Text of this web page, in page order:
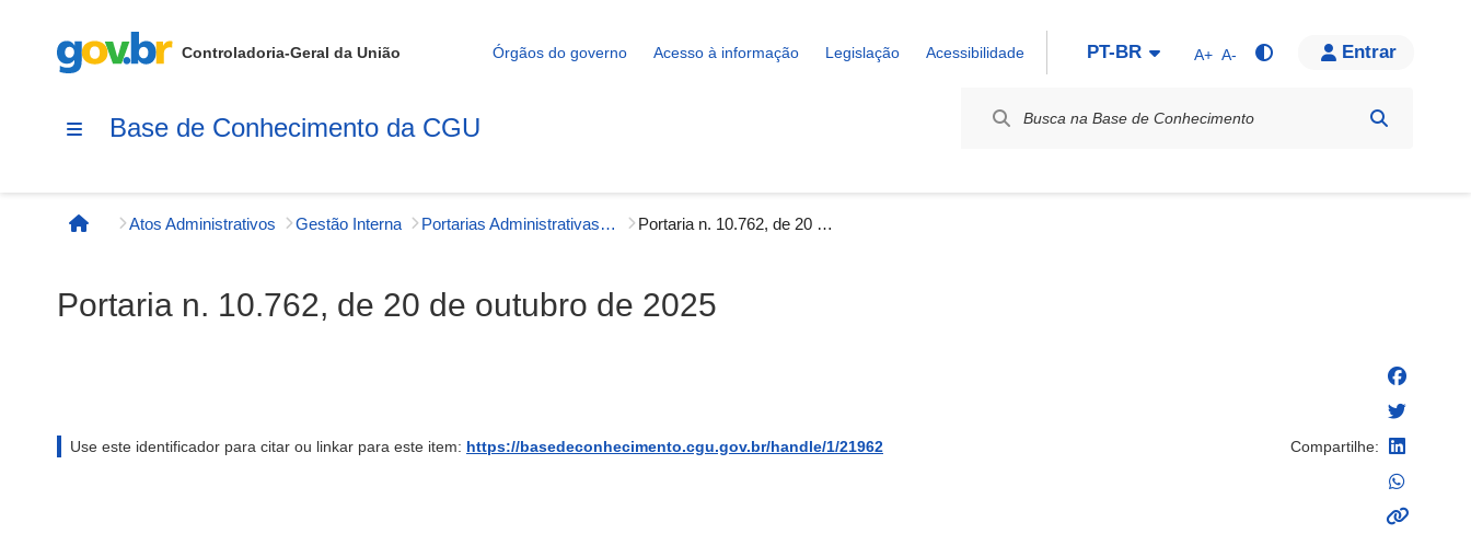
Controladoria-Geral da União Órgãos do governo Acesso à informação Legislação Acessibilidade PT-BR A+ A- Entrar
Base de Conhecimento da CGU
Página inicial
Atos Administrativos Gestão Interna Portarias Administrativas - Gestão Interna Portaria n. 10.762, de 20 de outubro de 2025
Portaria n. 10.762, de 20 de outubro de 2025
Use este identificador para citar ou linkar para este item: https://basedeconhecimento.cgu.gov.br/handle/1/21962 Compartilhe: